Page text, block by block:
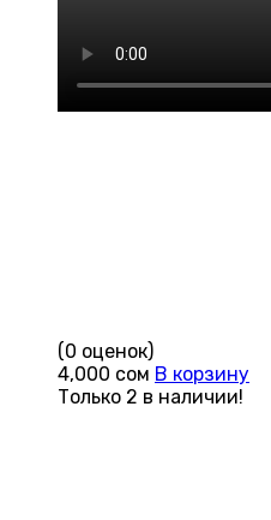
(0 оценок)
4,000 сом В корзину
Только 2 в наличии!